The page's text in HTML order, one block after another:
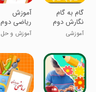
گام به گام
نگارش دوم
دبستان
آموزشی
آموزش
ریاضی دوم
دبستان
آموزش و حل